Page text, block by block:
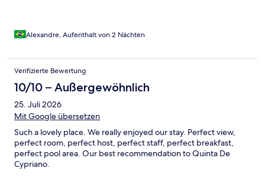
Alexandre, Aufenthalt von 2 Nächten
Verifizierte Bewertung
10/10 – Außergewöhnlich
25. Juli 2026
Mit Google übersetzen
Such a lovely place. We really enjoyed our stay. Perfect view,
perfect room, perfect host, perfect staff, perfect breakfast,
perfect pool area. Our best recommendation to Quinta De
Cypriano.